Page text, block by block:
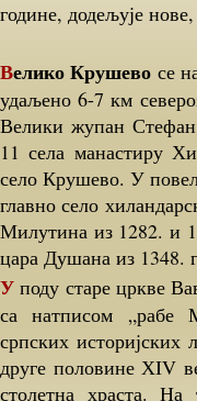
године, додељује
Велико Крушево се
удаљено 6-7 км
Велики жупан
11 села манастиру
село Крушево. У
главно село
Милутина из 1282. и
цара Душана из 1348.
У поду старе цркве Ваведења Богородице сачувана је надгробна плоча
са натписом „рабе
српских историјских
друге половине ХIV
столетна храста.